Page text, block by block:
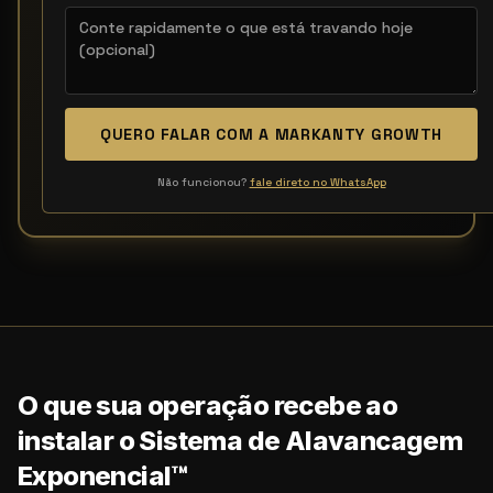
QUERO FALAR COM A MARKANTY GROWTH
Não funcionou? fale direto no WhatsApp
O que sua operação recebe ao
instalar o Sistema de Alavancagem
Exponencial™